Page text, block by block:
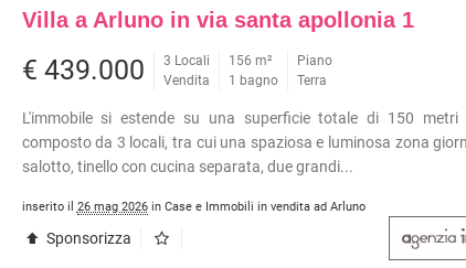
COMMERCIALI
APPARTAMENTI ALL'ULTIMO
APPARTAMENTI
APPARTAMENTI VICINO ALLA
VILLE DI LUSSO
VILLETTE A SCHIERA
Villa a Arluno in via santa apollonia 1
€ 439.000
3 Locali
Vendita
156 m²
1 bagno
Piano
Terra
L'immobile si estende su una superficie totale di 150 metri
composto da 3 locali, tra cui una spaziosa e luminosa zona
salotto, tinello con cucina separata, due grandi...
inserito il 26 mag 2026in Case e Immobili in vendita ad Arluno
Sponsorizza